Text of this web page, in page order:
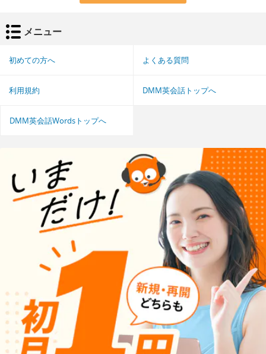
メニュー
初めての方へ よくある質問
利用規約 DMM英会話トップへ
DMM英会話Wordsトップへ